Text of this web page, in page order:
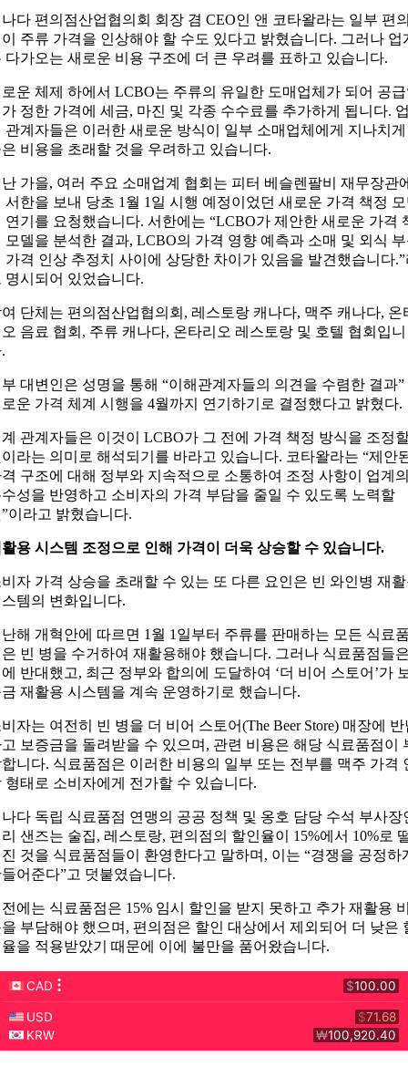
다 편의점산업협의회 회장 겸 CEO인 앤 코타왈라는 일부 편
주류 가격을 인상해야 할 수도 있다고 밝혔습니다. 그러나 업
다가오는 새로운 비용 구조에 더 큰 우려를 표하고 있습니다.
운 체제 하에서 LCBO는 주류의 유일한 도매업체가 되어 공
정한 가격에 세금, 마진 및 각종 수수료를 추가하게 됩니다.
관계자들은 이러한 새로운 방식이 일부 소매업체에게 지나치게
비용을 초래할 것을 우려하고 있습니다.
가을, 여러 주요 소매업계 협회는 피터 베슬렌팔비 재무장관
서한을 보내 당초 1월 1일 시행 예정이었던 새로운 가격 책정
연기를 요청했습니다. 서한에는 “LCBO가 제안한 새로운 가격
모델을 분석한 결과, LCBO의 가격 영향 예측과 소매 및 외식
가격 인상 추정치 사이에 상당한 차이가 있음을 발견했습니다.”
명시되어 있었습니다.
단체는 편의점산업협의회, 레스토랑 캐나다, 맥주 캐나다, 온
음료 협회, 주류 캐나다, 온타리오 레스토랑 및 호텔 협회입니
대변인은 성명을 통해 “이해관계자들의 의견을 수렴한 결과”
운 가격 체계 시행을 4월까지 연기하기로 결정했다고 밝혔다.
관계자들은 이것이 LCBO가 그 전에 가격 책정 방식을 조정
라는 의미로 해석되기를 바라고 있습니다. 코타왈라는 “제안
구조에 대해 정부와 지속적으로 소통하여 조정 사항이 업계
성을 반영하고 소비자의 가격 부담을 줄일 수 있도록 노력할
이라고 밝혔습니다.
용 시스템 조정으로 인해 가격이 더욱 상승할 수 있습니다.
자 가격 상승을 초래할 수 있는 또 다른 요인은 빈 와인병 재
템의 변화입니다.
해 개혁안에 따르면 1월 1일부터 주류를 판매하는 모든 식료
빈 병을 수거하여 재활용해야 했습니다. 그러나 식료품점들
반대했고, 최근 정부와 합의에 도달하여 ‘더 비어 스토어’가
재활용 시스템을 계속 운영하기로 했습니다.
자는 여전히 빈 병을 더 비어 스토어(The Beer Store) 매장에 반
보증금을 돌려받을 수 있으며, 관련 비용은 해당 식료품점이
니다. 식료품점은 이러한 비용의 일부 또는 전부를 맥주 가격
형태로 소비자에게 전가할 수 있습니다.
다 독립 식료품점 연맹의 공공 정책 및 옹호 담당 수석 부사장
샌즈는 술집, 레스토랑, 편의점의 할인율이 15%에서 10%로
것을 식료품점들이 환영한다고 말하며, 이는 “경쟁을 공정하
어준다”고 덧붙였습니다.
에는 식료품점은 15% 임시 할인을 받지 못하고 추가 재활용
부담해야 했으며, 편의점은 할인 대상에서 제외되어 더 낮은
을 적용받았기 때문에 이에 불만을 품어왔습니다.